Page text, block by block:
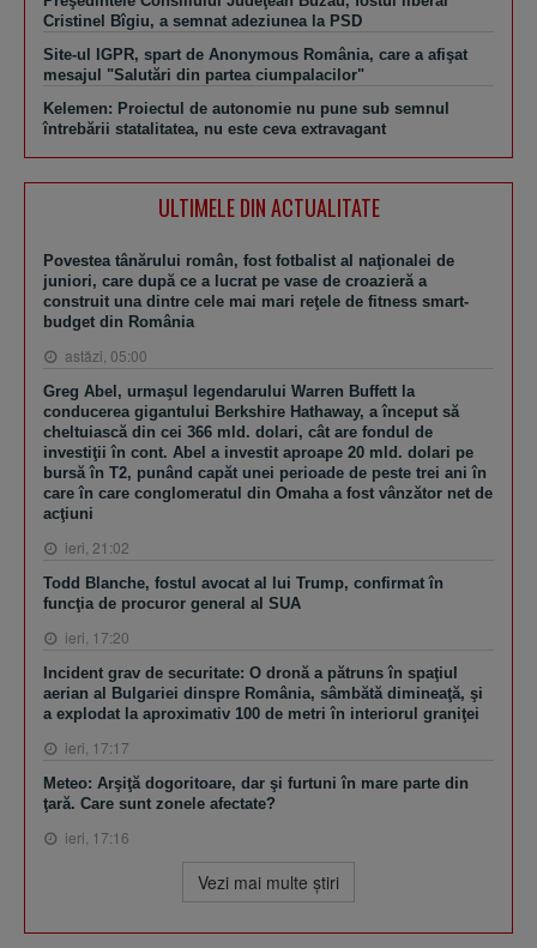
Cristinel Bîgiu, a semnat adeziunea la PSD
Site-ul IGPR, spart de Anonymous România, care a afişat
mesajul "Salutări din partea ciumpalacilor"
Kelemen: Proiectul de autonomie nu pune sub semnul
întrebării statalitatea, nu este ceva extravagant
ULTIMELE DIN ACTUALITATE
Povestea tânărului român, fost fotbalist al naţionalei de
juniori, care după ce a lucrat pe vase de croazieră a
construit una dintre cele mai mari reţele de fitness smart-
budget din România
astăzi, 05:00
Greg Abel, urmaşul legendarului Warren Buffett la
conducerea gigantului Berkshire Hathaway, a început să
cheltuiască din cei 366 mld. dolari, cât are fondul de
investiţii în cont. Abel a investit aproape 20 mld. dolari pe
bursă în T2, punând capăt unei perioade de peste trei ani în
care în care conglomeratul din Omaha a fost vânzător net de
acţiuni
ieri, 21:02
Todd Blanche, fostul avocat al lui Trump, confirmat în
funcţia de procuror general al SUA
ieri, 17:20
Incident grav de securitate: O dronă a pătruns în spaţiul
aerian al Bulgariei dinspre România, sâmbătă dimineaţă, şi
a explodat la aproximativ 100 de metri în interiorul graniţei
ieri, 17:17
Meteo: Arşiţă dogoritoare, dar şi furtuni în mare parte din
ţară. Care sunt zonele afectate?
ieri, 17:16
Vezi mai multe ştiri